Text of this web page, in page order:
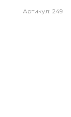
Артикул: 249